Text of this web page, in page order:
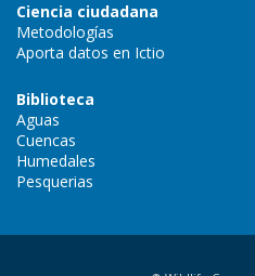
Ciencia ciudadana
Metodologías
Aporta datos en Ictio
Biblioteca
Aguas
Cuencas
Humedales
Pesquerias